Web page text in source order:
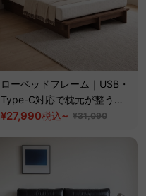
ローベッドフレーム｜USB・
Type-C対応で枕元が整う空
間にゆとりを生む設計
¥27,990税込~ ¥31,090